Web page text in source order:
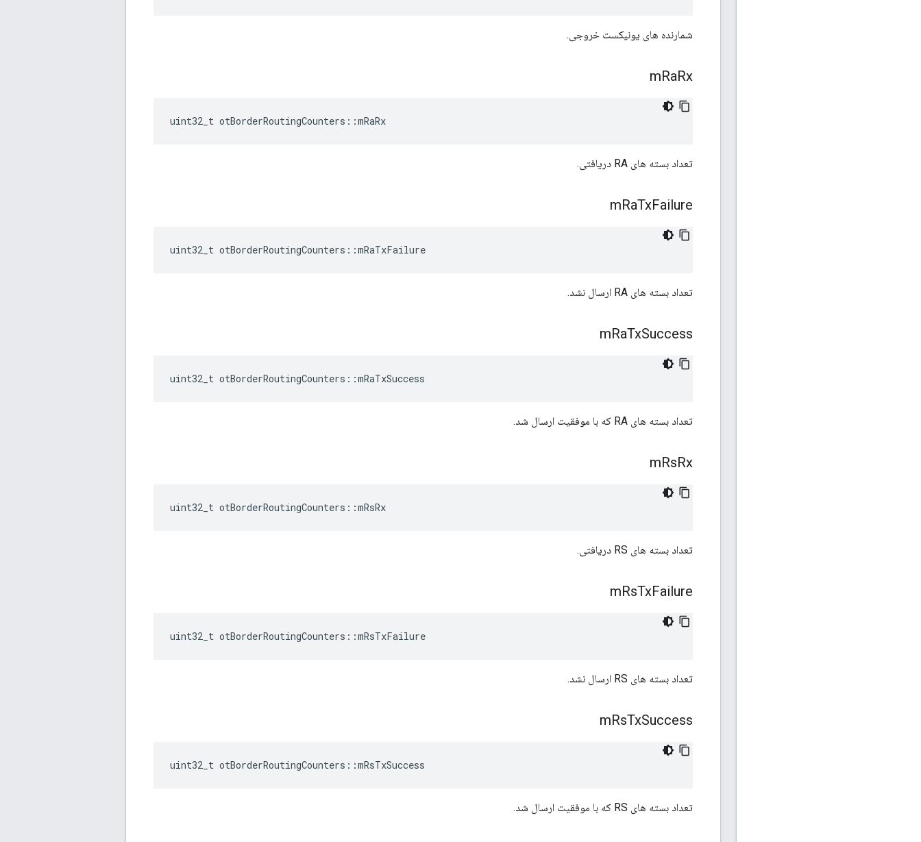
شمارنده های یونیکست خروجی.
mRaRx
uint32_t otBorderRoutingCounters ::mRaRx
تعداد بسته های RA دریافتی.
mRaTxFailure
uint32_t otBorderRoutingCounters ::mRaTxFailure
تعداد بسته های RA ارسال نشد.
mRaTxSuccess
uint32_t otBorderRoutingCounters ::mRaTxSuccess
تعداد بسته های RA که با موفقیت ارسال شد.
mRsRx
uint32_t otBorderRoutingCounters ::mRsRx
تعداد بسته های RS دریافتی.
mRsTxFailure
uint32_t otBorderRoutingCounters ::mRsTxFailure
تعداد بسته های RS ارسال نشد.
mRsTxSuccess
uint32_t otBorderRoutingCounters ::mRsTxSuccess
تعداد بسته های RS که با موفقیت ارسال شد.